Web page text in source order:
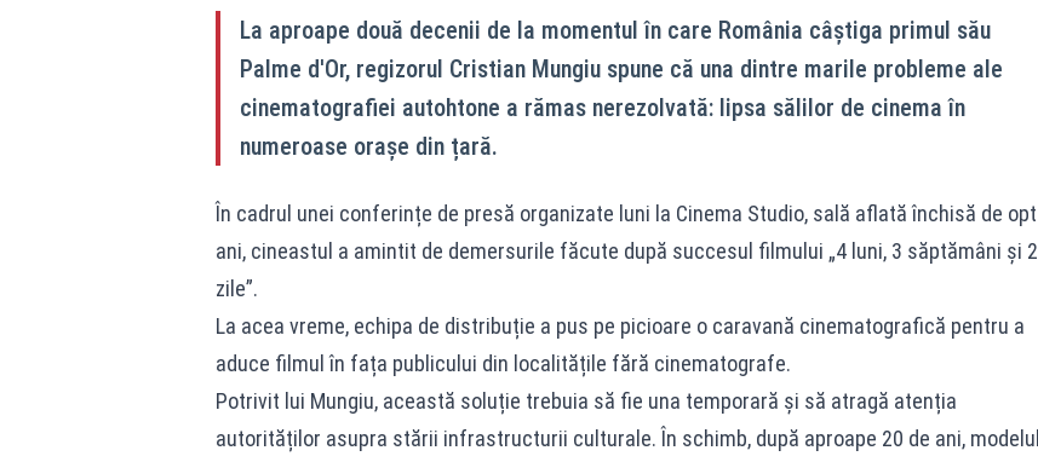
La aproape două decenii de la momentul în care România câștiga primul său
Palme d'Or, regizorul Cristian Mungiu spune că una dintre marile probleme ale
cinematografiei autohtone a rămas nerezolvată: lipsa sălilor de cinema în
numeroase orașe din țară.
În cadrul unei conferințe de presă organizate luni la Cinema Studio, sală aflată închisă de opt
ani, cineastul a amintit de demersurile făcute după succesul filmului „4 luni, 3 săptămâni și 2
zile”.
La acea vreme, echipa de distribuție a pus pe picioare o caravană cinematografică pentru a
aduce filmul în fața publicului din localitățile fără cinematografe.
Potrivit lui Mungiu, această soluție trebuia să fie una temporară și să atragă atenția
autorităților asupra stării infrastructurii culturale. În schimb, după aproape 20 de ani, modelul